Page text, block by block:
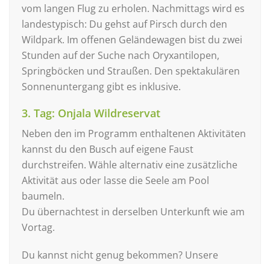
vom langen Flug zu erholen. Nachmittags wird es
landestypisch: Du gehst auf Pirsch durch den
Wildpark. Im offenen Geländewagen bist du zwei
Stunden auf der Suche nach Oryxantilopen,
Springböcken und Straußen. Den spektakulären
Sonnenuntergang gibt es inklusive.
3. Tag: Onjala Wildreservat
Neben den im Programm enthaltenen Aktivitäten
kannst du den Busch auf eigene Faust
durchstreifen. Wähle alternativ eine zusätzliche
Aktivität aus oder lasse die Seele am Pool
baumeln.
Du übernachtest in derselben Unterkunft wie am
Vortag.
Du kannst nicht genug bekommen? Unsere